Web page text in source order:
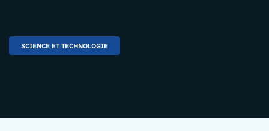
SCIENCE ET TECHNOLOGIE